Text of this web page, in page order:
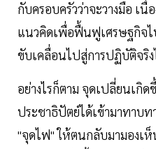
กับครอบครัวว่าจะวางมือ เนื่
แนวคิดเพื่อฟื้นฟูเศรษฐกิจ
ขับเคลื่อนไปสู่การปฏิบัติจริง
อย่างไรก็ตาม จุดเปลี่ยนเกิ
ประชาธิปัตย์ได้เข้ามาทาบ
"จุดไฟ" ให้ตนกลับมามองเ